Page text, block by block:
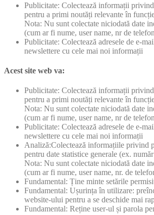
Publicitate: Colectează informații
pentru a primi noutăți relevante în
Nota: Nu sunt colectate niciodată date
(cum ar fi nume, user name, nr de
Publicitate: Colectează adresele de e-
newslettere cu cele mai noi informații
Acest site web va:
Publicitate: Colectează informații
pentru a primi noutăți relevante în
Nota: Nu sunt colectate niciodată date
(cum ar fi nume, user name, nr de
Publicitate: Colectează adresele de e-
newslettere cu cele mai noi informații
Analiză:Colectează informațiile privind
pentru date statistice generale (ex.
Nota: Nu sunt colectate niciodată date
(cum ar fi nume, user name, nr. de
Fundamental: Ține minte setările
Fundamental: Ușurința în utilizare:
website-ului pentru a se deschide mai
Fundamental: Reține user-ul și parola